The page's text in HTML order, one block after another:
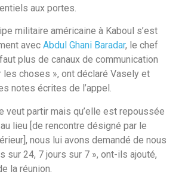
aux portes.
militaire américaine à Kaboul s’est
avec Abdul Ghani Baradar, le chef
plus de canaux de communication
les choses », ont déclaré Vasely et
notes écrites de l’appel.
veut partir mais qu’elle est repoussée
lieu [de rencontre désigné par le
nous lui avons demandé de nous
sur 24, 7 jours sur 7 », ont-ils ajouté,
la réunion.